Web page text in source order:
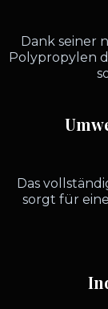
Dank seiner
Polypropylen
Das
sorgt für